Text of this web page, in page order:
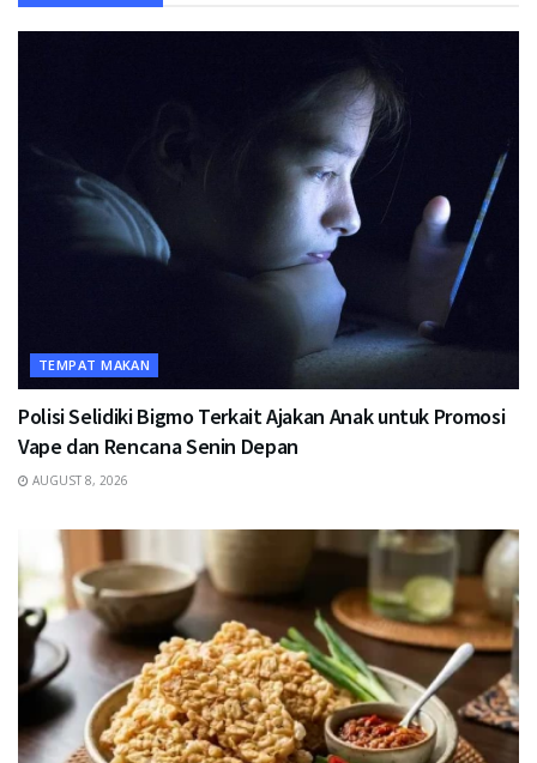
TEMPAT MAKAN
Polisi Selidiki Bigmo Terkait Ajakan Anak untuk Promosi
Vape dan Rencana Senin Depan
AUGUST 8, 2026